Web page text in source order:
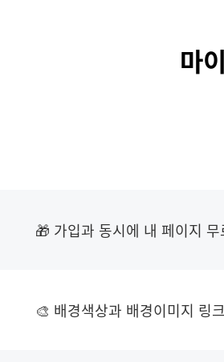
마
🎁 가입과 동시에 내 페이지
🎨 배경색상과 배경이미지 링